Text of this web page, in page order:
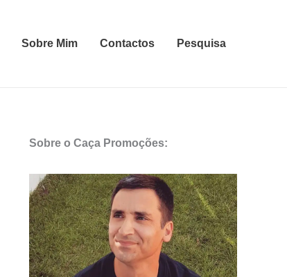
Sobre Mim Contactos Pesquisa
Sobre o Caça Promoções: